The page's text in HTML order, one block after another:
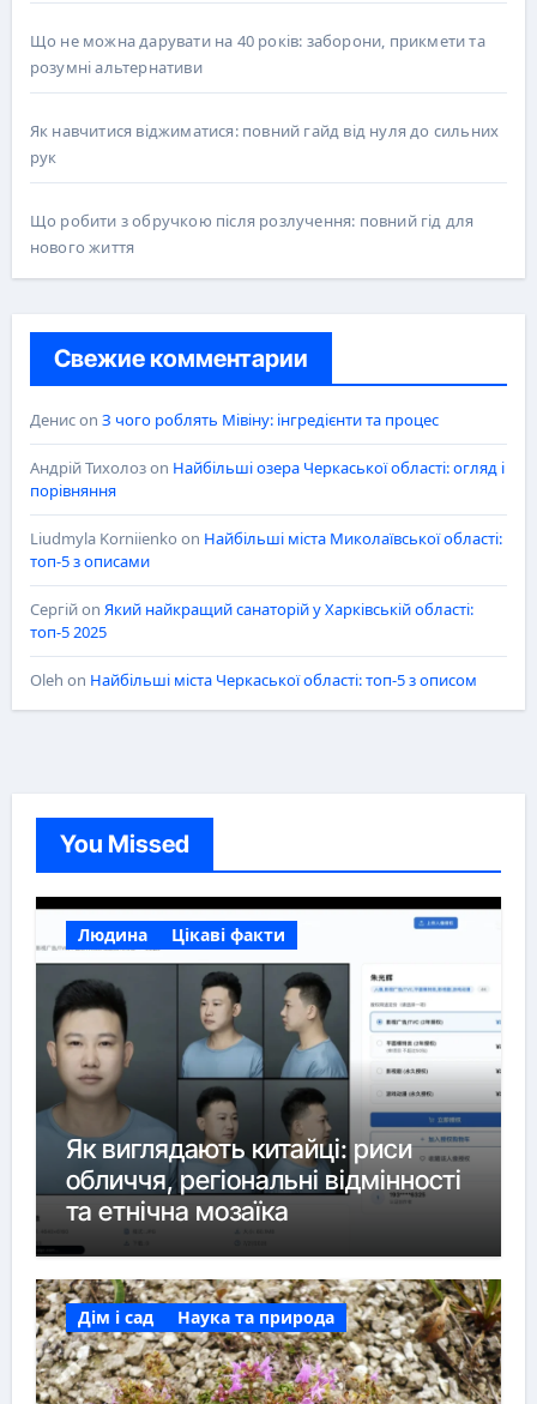
Що не можна дарувати на 40 років: заборони, прикмети та
розумні альтернативи
Як навчитися віджиматися: повний гайд від нуля до сильних
рук
Що робити з обручкою після розлучення: повний гід для
нового життя
Свежие комментарии
Денисon З чого роблять Мівіну: інгредієнти та процес
Андрій Тихолозon Найбільші озера Черкаської області: огляд і
порівняння
Liudmyla Korniienko on Найбільші міста Миколаївської області:
топ-5 з описами
Сергійon Який найкращий санаторій у Харківській області:
топ-5 2025
Oleh on Найбільші міста Черкаської області: топ-5 з описом
You Missed
Людина Цікаві факти
Як виглядають китайці: риси
обличчя, регіональні відмінності
та етнічна мозаїка
Дім і сад Наука та природа